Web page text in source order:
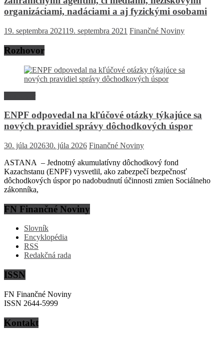
organizáciami, nadáciami a aj fyzickými osobami
19. septembra 202119. septembra 2021 Finančné Noviny
Rozhovor
ENPF odpovedal na kľúčové otázky týkajúce sa
nových pravidiel správy dôchodkových úspor
30. júla 202630. júla 2026 Finančné Noviny
ASTANA – Jednotný akumulatívny dôchodkový fond
Kazachstanu (ENPF) vysvetlil, ako zabezpečí bezpečnosť
dôchodkových úspor po nadobudnutí účinnosti zmien Sociálneho
zákonníka,
FN Finančné Noviny
Slovník
Encyklopédia
RSS
Redakčná rada
ISSN
FN Finančné Noviny
ISSN 2644-5999
Kontakt